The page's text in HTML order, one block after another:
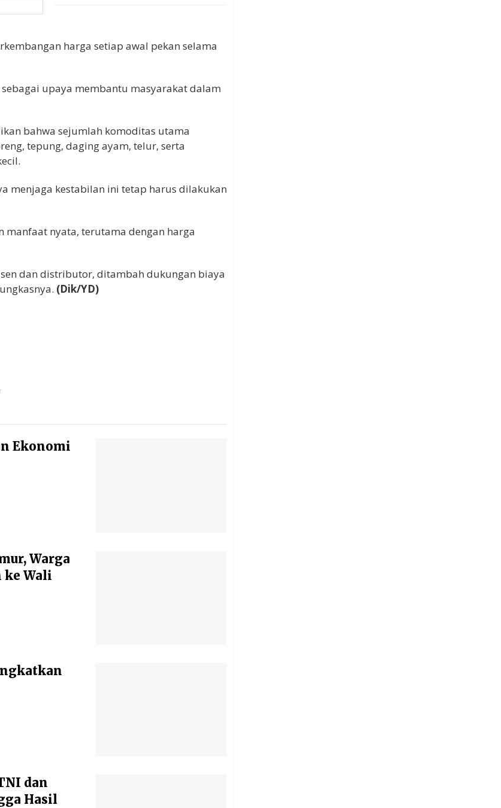
harga setiap awal pekan selama
upaya membantu masyarakat dalam
bahwa sejumlah komoditas utama
tepung, daging ayam, telur, serta
menjaga kestabilan ini tetap harus dilakukan
nyata, terutama dengan harga
dan distributor, ditambah dukungan biaya
(Dik/YD)
Ekonomi
Warga
ke Wali
dan
Hasil